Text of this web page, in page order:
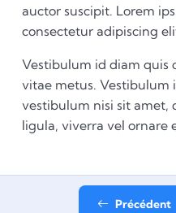
auctor suscipit. Lorem
consectetur adipiscing
Vestibulum id diam quis
vitae metus. Vestibulum
vestibulum nisi sit amet,
ligula, viverra vel ornare
Précédent